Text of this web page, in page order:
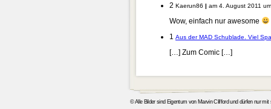
2 Kaerun86 | am 4. August 2011
Wow, einfach nur awesome
1 Aus der MAD Schublade. Viel
[…] Zum Comic […]
© Alle Bilder sind Eigentum von Marvin Clifford und dürfen nur